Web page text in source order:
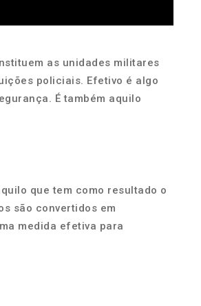
as unidades militares
policiais. Efetivo é algo
É também aquilo
que tem como resultado o
são convertidos em
medida efetiva para